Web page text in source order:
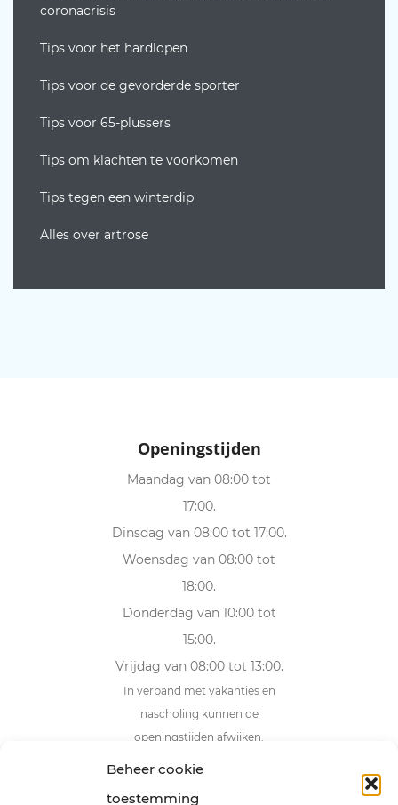
Beheer cookie
toestemming
coronacrisis
Tips voor het hardlopen
Tips voor de gevorderde sporter
Tips voor 65-plussers
Tips om klachten te voorkomen
Tips tegen een winterdip
Alles over artrose
Openingstijden
Maandag van 08:00 tot
17:00.
Dinsdag van 08:00 tot 17:00.
Woensdag van 08:00 tot
18:00.
Donderdag van 10:00 tot
15:00.
Vrijdag van 08:00 tot 13:00.
In verband met vakanties en
nascholing kunnen de
openingstijden afwijken.
Adresgegevens